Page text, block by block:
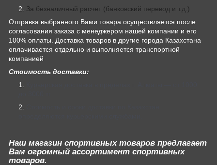
За безналичный расчет (банковский перевод и т.д.)
Отправка выбранного Вами товара осуществляется после
согласования заказа с менеджером нашей компании и его
100% оплаты. Доставка товаров в другие города Казахстана
оплачивается отдельно и выполняется транспортной
компанией
Стоимость доставки:
Наш магазин спортивных товаров предлагает
Вам огромный ассортимент спортивных
товаров.